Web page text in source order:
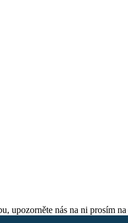
upozorněte nás na ni prosím na